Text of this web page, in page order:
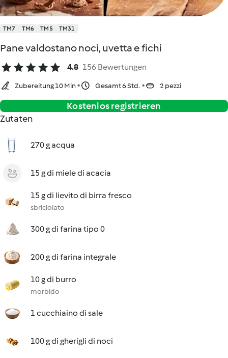
TM7 TM6 TM5 TM31
Pane valdostano noci, uvetta e fichi
4.8 156 Bewertungen
Zubereitung 10 Min Gesamt 6 Std. 2 pezzi
Kostenlos registrieren
Zutaten
270 g acqua
15 g di miele di acacia
15 g di lievito di birra fresco
sbriciolato
300 g di farina tipo 0
200 g di farina integrale
10 g di burro
morbido
1 cucchiaino di sale
100 g di gherigli di noci